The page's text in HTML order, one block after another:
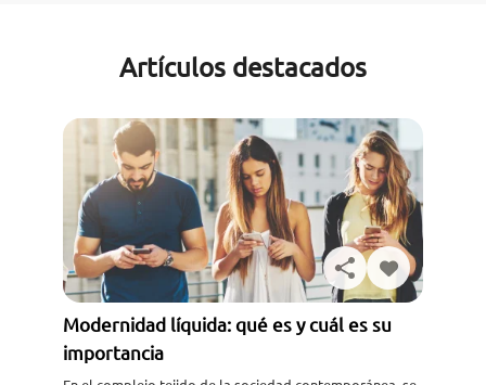
Artículos destacados
Modernidad líquida: qué es y cuál es su
importancia